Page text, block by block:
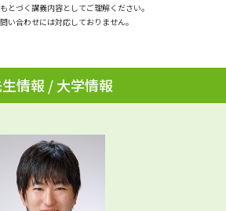
個人情報取扱規定
づく講義内容としてご理解ください。
合わせには対応しておりません。
情報 / 大学情報